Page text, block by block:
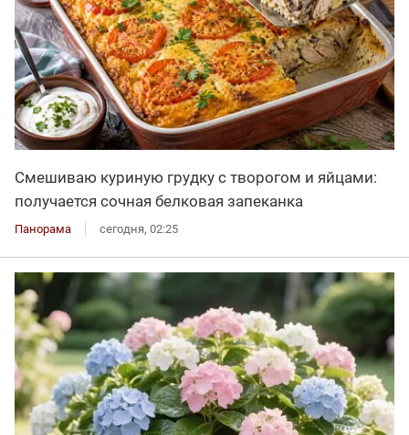
Смешиваю куриную грудку с творогом и яйцами:
получается сочная белковая запеканка
Панорама сегодня, 02:25